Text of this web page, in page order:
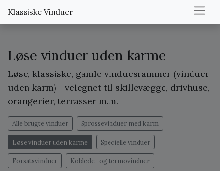
Klassiske Vinduer
Løse vinduer uden karme
Løse, klassiske, gamle vinduesrammer (vinduer
uden karm) - velegnet til skillevægge, drivhuse,
orangerier, terrasser m.m.
Alle brugte vinduer Sprossevinduer med karm
Løse vinduer uden karme Specielle vinduer
Forsatsvinduer Koblede- og termovinduer